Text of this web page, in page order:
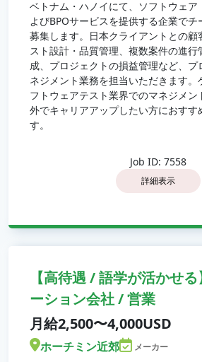
ベトナム・ハノイにて、ソフトウェア
よびBPOサービスを提供する企業で
募集します。日本クライアントとの顧
スト設計・品質管理、複数案件の進
成、プロジェクトの損益管理など、プ
ネジメント業務を担当いただきます。
フトウェアテスト業界でのマネジメ
外でキャリアアップしたい方におすす
す。
Job ID: 7558
詳細表示
【高待遇 / 語学が活かせ
ーション会社 / 営業
月給2,500〜4,000USD
ホーチミン近郊 メーカー